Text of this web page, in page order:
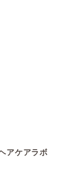
アケアラボ